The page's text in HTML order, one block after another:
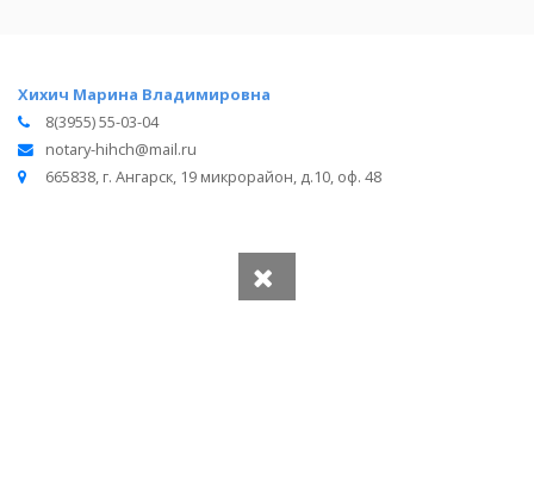
Хихич Марина Владимировна
8(3955) 55-03-04
notary-hihch@mail.ru
665838, г. Ангарск, 19 микрорайон, д.10, оф. 48